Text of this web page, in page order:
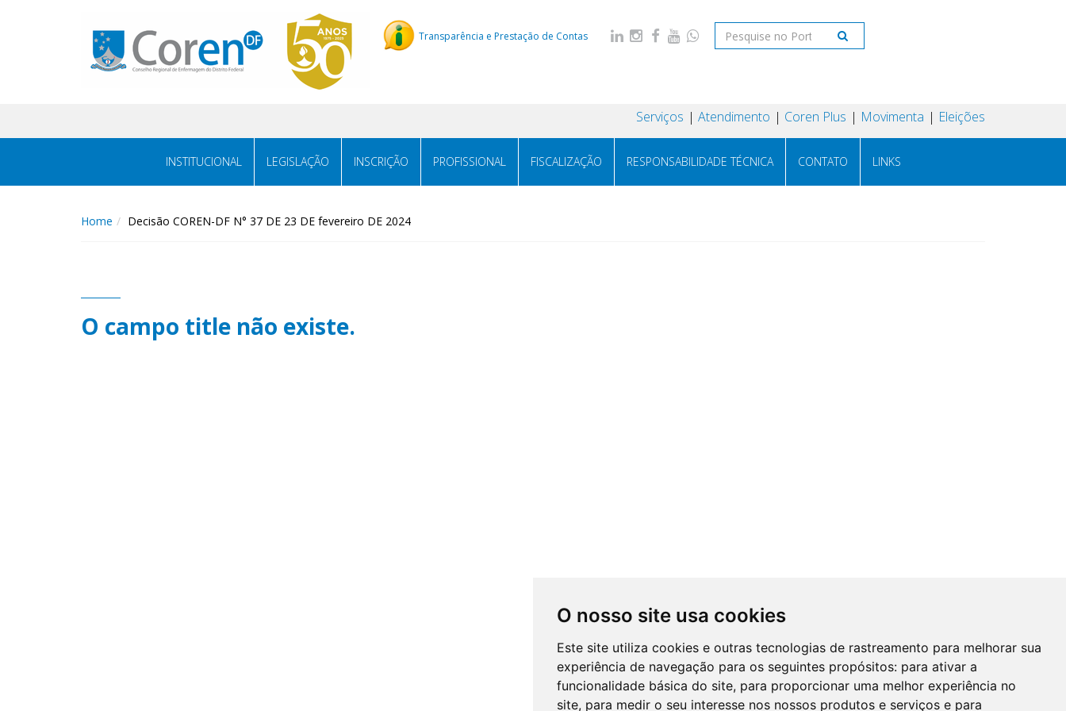
O nosso site usa cookies
Este site utiliza cookies e outras tecnologias de rastreamento para melhorar sua
experiência de navegação para os seguintes propósitos: para ativar a
funcionalidade básica do site, para proporcionar uma melhor experiência no
site, para medir o seu interesse nos nossos produtos e serviços e para
Transparência e Prestação de Contas
Serviços Atendimento Coren Plus Movimenta Eleições
INSTITUCIONAL LEGISLAÇÃO INSCRIÇÃO PROFISSIONAL FISCALIZAÇÃO RESPONSABILIDADE TÉCNICA CONTATO LINKS
Home Decisão COREN-DF N° 37 DE 23 DE fevereiro DE 2024
O campo title não existe.